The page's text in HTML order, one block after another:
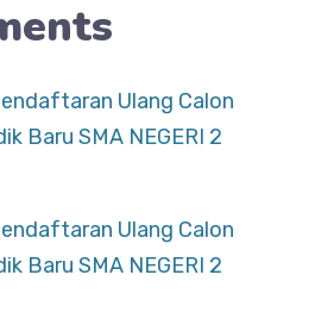
Ulang Calon
Baru SMA NEGERI 2
Ulang Calon
Baru SMA NEGERI 2